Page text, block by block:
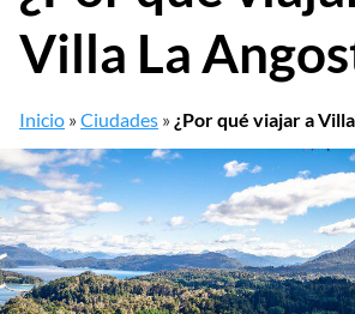
Villa La
Inicio »Ciudades » ¿Por qué viajar a